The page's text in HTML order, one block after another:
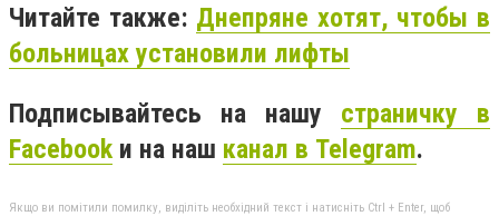
Читайте также: Днепряне хотят, чтобы в
больницах установили лифты
Подписывайтесь на нашу страничку в
Facebook и на наш канал в Telegram.
Якщо ви помітили помилку, виділіть необхідний текст і натисніть Ctrl + Enter, щоб